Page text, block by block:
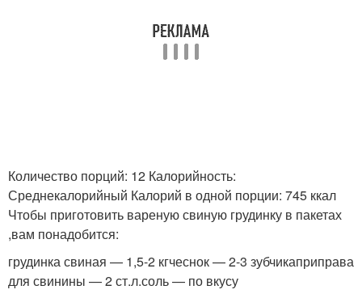
Количество порций: 12 Калорийность:
Среднекалорийный Калорий в одной порции: 745 ккал
Чтобы приготовить вареную свиную грудинку в пакетах
,вам понадобится:
грудинка свиная — 1,5-2 кгчеснок — 2-3 зубчикаприправа
для свинины — 2 ст.л.соль — по вкусу